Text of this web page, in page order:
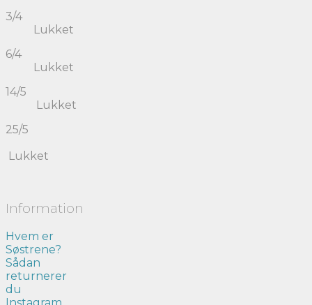
3/4
Lukket
6/4
Lukket
14/5
Lukket
25/5
Lukket
Information
Hvem er
Søstrene?
Sådan
returnerer
du